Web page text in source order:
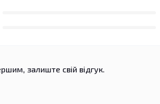
залиште свій відгук.